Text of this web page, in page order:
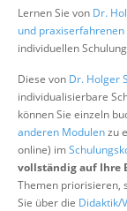
Lernen Sie von Dr.
und praxiserfahrenen
individuellen
Diese von Dr. Holger
individualisierbare
können Sie einzeln
anderen Modulenzu
online) im
vollständig auf Ihre
Themen priorisieren,
Sie über die Didaktik/